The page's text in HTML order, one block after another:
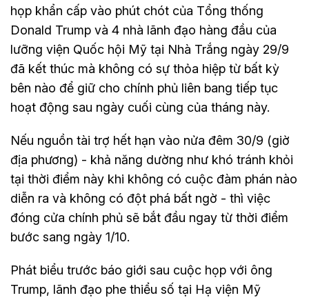
họp khẩn cấp vào phút chót của Tổng thống
Donald Trump và 4 nhà lãnh đạo hàng đầu của
lưỡng viện Quốc hội Mỹ tại Nhà Trắng ngày 29/9
đã kết thúc mà không có sự thỏa hiệp từ bất kỳ
bên nào để giữ cho chính phủ liên bang tiếp tục
hoạt động sau ngày cuối cùng của tháng này.
Nếu nguồn tài trợ hết hạn vào nửa đêm 30/9 (giờ
địa phương) - khả năng dường như khó tránh khỏi
tại thời điểm này khi không có cuộc đàm phán nào
diễn ra và không có đột phá bất ngờ - thì việc
đóng cửa chính phủ sẽ bắt đầu ngay từ thời điểm
bước sang ngày 1/10.
Phát biểu trước báo giới sau cuộc họp với ông
Trump, lãnh đạo phe thiểu số tại Hạ viện Mỹ